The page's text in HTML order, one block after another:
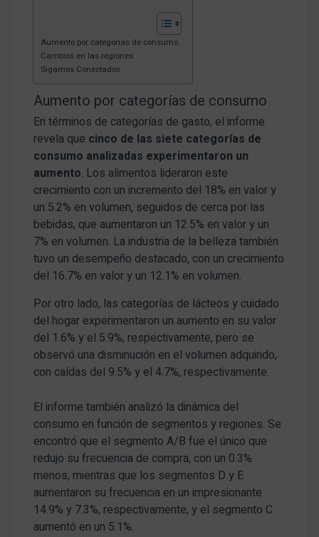
Aumento por categorías de consumo
Cambios en las regiones
Sigamos Conectados
Aumento por categorías de consumo
En términos de categorías de gasto, el informe
revela que cinco de las siete categorías de
consumo analizadas experimentaron un
aumento. Los alimentos lideraron este
crecimiento con un incremento del 18% en valor y
un 5.2% en volumen, seguidos de cerca por las
bebidas, que aumentaron un 12.5% en valor y un
7% en volumen. La industria de la belleza también
tuvo un desempeño destacado, con un crecimiento
del 16.7% en valor y un 12.1% en volumen.
Por otro lado, las categorías de lácteos y cuidado
del hogar experimentaron un aumento en su valor
del 1.6% y el 5.9%, respectivamente, pero se
observó una disminución en el volumen adquirido,
con caídas del 9.5% y el 4.7%, respectivamente.
El informe también analizó la dinámica del
consumo en función de segmentos y regiones. Se
encontró que el segmento A/B fue el único que
redujo su frecuencia de compra, con un 0.3%
menos, mientras que los segmentos D y E
aumentaron su frecuencia en un impresionante
14.9% y 7.3%, respectivamente, y el segmento C
aumentó en un 5.1%.